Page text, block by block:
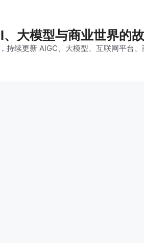
大模型与商业世界的
持续更新 AIGC、大模型、互联网平台